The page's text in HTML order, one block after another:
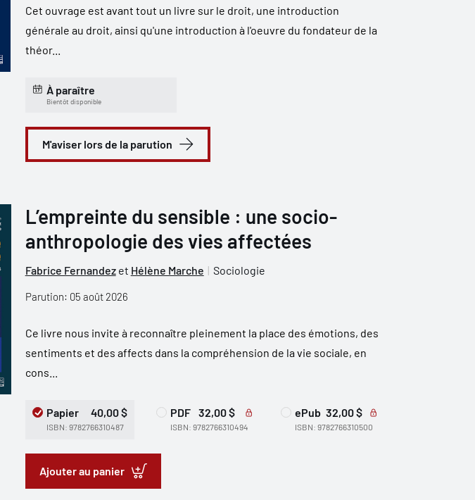
Cet ouvrage est avant tout un livre sur le droit, une introduction
générale au droit, ainsi qu'une introduction à l'oeuvre du fondateur de la
théor...
À paraître
Bientôt disponible
M'aviser lors de la parution
L’empreinte du sensible : une socio-
anthropologie des vies affectées
Fabrice Fernandezet Hélène Marche Sociologie
Parution: 05 août 2026
Ce livre nous invite à reconnaître pleinement la place des émotions, des
sentiments et des affects dans la compréhension de la vie sociale, en
cons...
Papier 40,00 $
ISBN: 9782766310487
PDF 32,00 $
ISBN: 9782766310494
ePub 32,00 $
ISBN: 9782766310500
Ajouter au panier